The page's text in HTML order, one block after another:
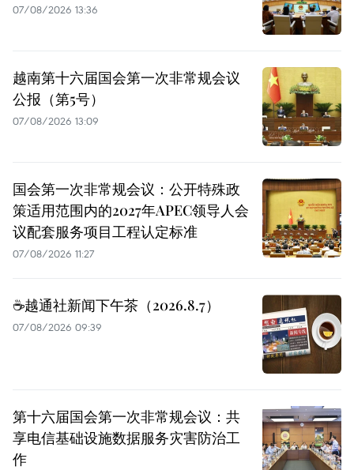
07/08/2026 13:36
越南第十六届国会第一次非常规会议
公报（第5号）
07/08/2026 13:09
国会第一次非常规会议：公开特殊政
策适用范围内的2027年APEC领导人会
议配套服务项目工程认定标准
07/08/2026 11:27
☕️越通社新闻下午茶（2026.8.7）
07/08/2026 09:39
第十六届国会第一次非常规会议：共
享电信基础设施数据服务灾害防治工
作